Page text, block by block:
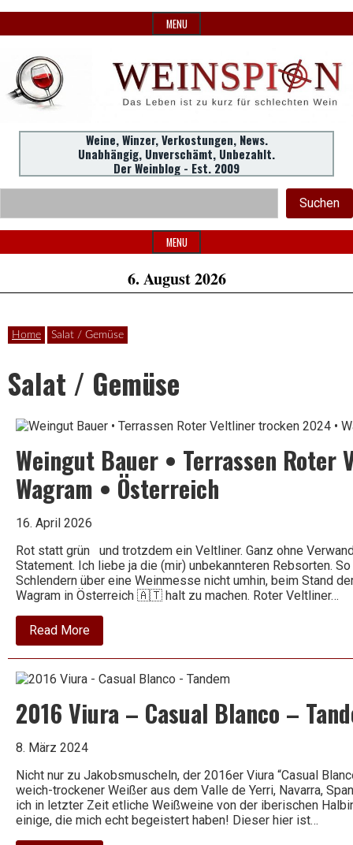
to
MENU
WeinSpion
|
Das
Leben
ist
zu
kurz
für
schlechten
Wein
Weine,
Winzer,
Verkostungen.
Header
Widget
Area
Weine, Winzer, Verkostungen, News.
Unabhängig, Unverschämt, Unbezahlt.
Der Weinblog - Est. 2009
Suchen
MENU
6. August 2026
Home Salat / Gemüse
Salat / Gemüse
Weingut Bauer • Terrassen
Wagram • Österreich
16. April 2026
Rot statt grün und trotzdem ein Veltliner. Ganz ohne
Statement. Ich liebe ja die (mir) unbekannteren Rebsorten.
Schlendern über eine Weinmesse nicht umhin, beim Stand
Wagram in Österreich 🇦🇹 halt zu machen. Roter Veltliner…
Read Moreabout
Weingut
Bauer
Terrassen
trocken
•
Österreich
2016 Viura – Casual Blanco –
8. März 2024
Nicht nur zu Jakobsmuscheln, der 2016er Viura “Casual
weich-trockener Weißer aus dem Valle de Yerri, Navarra,
ich in letzter Zeit etliche Weißweine von der iberischen
einige, die mich echt begeistert haben! Dieser hier ist…